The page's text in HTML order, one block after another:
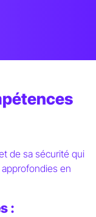
de sa sécurité qui
en
: